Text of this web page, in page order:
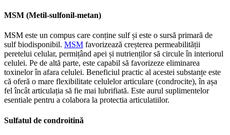
MSM (Metil-sulfonil-metan)
MSM este un compus care conține sulf și este o sursă primară de
sulf biodisponibil. MSM favorizează creșterea permeabilității
peretelui celular, permițând apei și nutrienților să circule în interiorul
celulei. Pe de altă parte, este capabil să favorizeze eliminarea
toxinelor în afara celulei. Beneficiul practic al acestei substanțe este
că oferă o mare flexibilitate celulelor articulare (condrocite), în așa
fel încât articulația să fie mai lubrifiată. Este aurul suplimentelor
esentiale pentru a colabora la protectia articulatiilor.
Sulfatul de condroitină